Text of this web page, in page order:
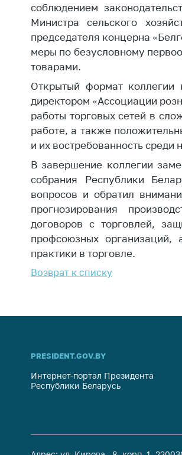
соблюдением
Министра сельского
председателя концерна
меры по безусловному
товарами.
Открытый формат коллегии
директором «Ассоциации
работы торговых сетей в
работе, а также
и их востребованность среди
В завершение коллегии
собрания Республики
вопросов и обратил
прогнозирования
договоров с торговлей,
профсоюзных организаций,
практики в торговле.
Возврат к списку
PRESIDENT.GOV.BY
Интернет-портал Президента
Республики Беларусь